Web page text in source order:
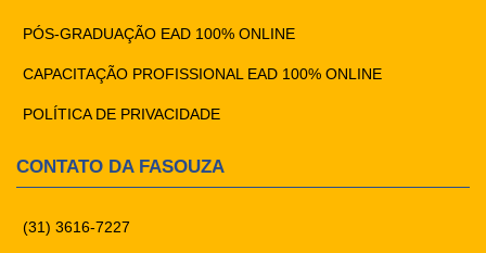
PÓS-GRADUAÇÃO EAD 100% ONLINE
CAPACITAÇÃO PROFISSIONAL EAD 100% ONLINE
POLÍTICA DE PRIVACIDADE
CONTATO DA FASOUZA
(31) 3616-7227